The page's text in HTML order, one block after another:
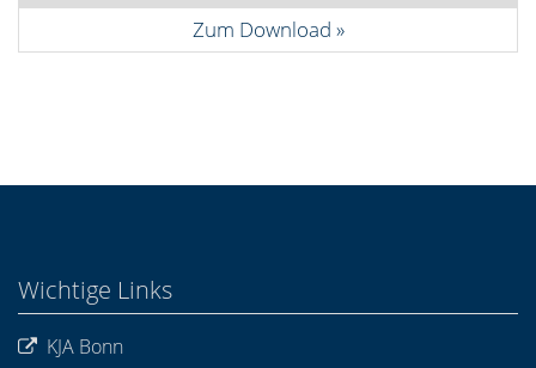
Zum Download
Wichtige Links
KJA Bonn